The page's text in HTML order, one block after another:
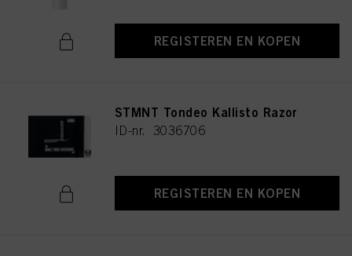
REGISTEREN EN KOPEN
STMNT Tondeo Kallisto Razor
ID-nr. 3036706
REGISTEREN EN KOPEN